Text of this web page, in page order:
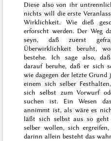
Diese also von ihr
nichts will die erste
Wirklichkeit. Wie dieß
erforscht werden. Der Weg
seyn, daß zuerst
Überwirklichkeit beruht,
bestehe. Ich sage also,
darauf beruhe, daß er sich
wie dagegen der letzte Grund
einem sich selber
sich selbst zum Vorwurf
suchen ist. Ein Wesen
annimmt ist, als wäre es
läßt sich selbstaus so geht
selber wollen, sich
darinn allein besteht das